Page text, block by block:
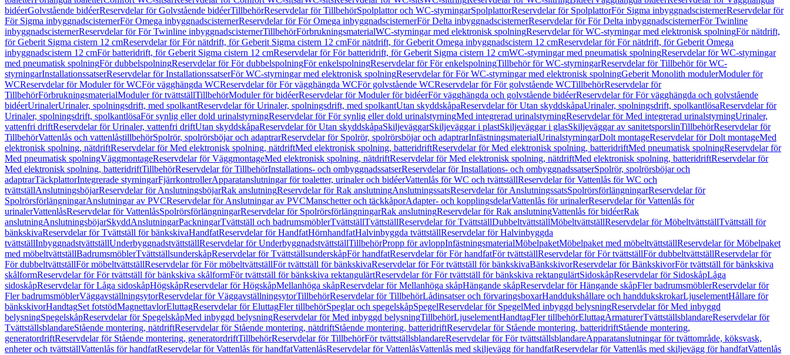
bidéerGolvstående bidéerReservdelar för Golvstående bidéerTillbehörReservdelar för TillbehörSpolplattor och WC-styrningarSpolplattorReservdelar för SpolplattorFör Sigma inbyggnadscisternerReservdelar för
För Sigma inbyggnadscisternerFör Omega inbyggnadscisternerReservdelar för För Omega inbyggnadscisternerFör Delta inbyggnadscisternerReservdelar för För Delta inbyggnadscisternerFör Twinline
inbyggnadscisternerReservdelar för För Twinline inbyggnadscisternerTillbehörFörbrukningsmaterialWC-styrningar med elektronisk spolningReservdelar för WC-styrningar med elektronisk spolningFör nätdrift,
för Geberit Sigma cistern 12 cmReservdelar för För nätdrift, för Geberit Sigma cistern 12 cmFör nätdrift, för Geberit Omega inbyggnadscistern 12 cmReservdelar för För nätdrift, för Geberit Omega
inbyggnadscistern 12 cmFör batteridrift, för Geberit Sigma cistern 12 cmReservdelar för För batteridrift, för Geberit Sigma cistern 12 cmWC-styrningar med pneumatisk spolningReservdelar för WC-styrningar
med pneumatisk spolningFör dubbelspolningReservdelar för För dubbelspolningFör enkelspolningReservdelar för För enkelspolningTillbehör för WC-styrningarReservdelar för Tillbehör för WC-
styrningarInstallationssatserReservdelar för InstallationssatserFör WC-styrningar med elektronisk spolningReservdelar för För WC-styrningar med elektronisk spolningGeberit Monolith modulerModuler för
WCReservdelar för Moduler för WCFör vägghängda WCReservdelar för För vägghängda WCFör golvstående WCReservdelar för För golvstående WCTillbehörReservdelar för
TillbehörFörbrukningsmaterialModuler för tvättställTillbehörModuler för bidéerReservdelar för Moduler för bidéerFör vägghängda och golvstående bidéerReservdelar för För vägghängda och golvstående
bidéerUrinalerUrinaler, spolningsdrift, med spolkantReservdelar för Urinaler, spolningsdrift, med spolkantUtan skyddskåpaReservdelar för Utan skyddskåpaUrinaler, spolningsdrift, spolkantlösaReservdelar för
Urinaler, spolningsdrift, spolkantlösaFör synlig eller dold urinalstyrningReservdelar för För synlig eller dold urinalstyrningMed integrerad urinalstyrningReservdelar för Med integrerad urinalstyrningUrinaler,
vattenfri driftReservdelar för Urinaler, vattenfri driftUtan skyddskåpaReservdelar för Utan skyddskåpaSkiljeväggarSkiljeväggar i plastSkiljeväggar i glasSkiljeväggar av sanitetsporslinTillbehörReservdelar för
TillbehörVattenlås och vattenlåstillbehörSpolrör, spolrörsböjar och adaptrarReservdelar för Spolrör, spolrörsböjar och adaptrarInfästningsmaterialUrinalstyrningarDolt montageReservdelar för Dolt montageMed
elektronisk spolning, nätdriftReservdelar för Med elektronisk spolning, nätdriftMed elektronisk spolning, batteridriftReservdelar för Med elektronisk spolning, batteridriftMed pneumatisk spolningReservdelar för
Med pneumatisk spolningVäggmontageReservdelar för VäggmontageMed elektronisk spolning, nätdriftReservdelar för Med elektronisk spolning, nätdriftMed elektronisk spolning, batteridriftReservdelar för
Med elektronisk spolning, batteridriftTillbehörReservdelar för TillbehörInstallations- och ombyggnadssatserReservdelar för Installations- och ombyggnadssatserSpolrör, spolrörsböjar och
adaptrarTäckplattorIntegrerade styrningarFjärrkontrollerApparatanslutningar för toaletter, urinaler och bidéerVattenlås för WC och tvättställReservdelar för Vattenlås för WC och
tvättställAnslutningsböjarReservdelar för AnslutningsböjarRak anslutningReservdelar för Rak anslutningAnslutningssatsReservdelar för AnslutningssatsSpolrörsförlängningarReservdelar för
SpolrörsförlängningarAnslutningar av PVCReservdelar för Anslutningar av PVCManschetter och täckkåporAdapter- och kopplingsdelarVattenlås för urinalerReservdelar för Vattenlås för
urinalerVattenlåsReservdelar för VattenlåsSpolrörsförlängningarReservdelar för SpolrörsförlängningarRak anslutningReservdelar för Rak anslutningVattenlås för bidéerRak
anslutningAnslutningsböjarSkyddAnslutningarPackningarTvättställ och badrumsmöblerTvättställTvättställReservdelar för TvättställDubbeltvättställMöbeltvättställReservdelar för MöbeltvättställTvättställ för
bänkskivaReservdelar för Tvättställ för bänkskivaHandfatReservdelar för HandfatHörnhandfatHalvinbyggda tvättställReservdelar för Halvinbyggda
tvättställInbyggnadstvättställUnderbyggnadstvättställReservdelar för UnderbyggnadstvättställTillbehörPropp för avloppInfästningsmaterialMöbelpaketMöbelpaket med möbeltvättställReservdelar för Möbelpaket
med möbeltvättställBadrumsmöblerTvättställsunderskåpReservdelar för TvättställsunderskåpFör handfatReservdelar för För handfatFör tvättställReservdelar för För tvättställFör dubbeltvättställReservdelar för
För dubbeltvättställFör möbeltvättställReservdelar för För möbeltvättställFör tvättställ för bänkskivaReservdelar för För tvättställ för bänkskivaBänkskivorReservdelar för BänkskivorFör tvättställ för bänkskiva
skålformReservdelar för För tvättställ för bänkskiva skålformFör tvättställ för bänkskiva rektangulärtReservdelar för För tvättställ för bänkskiva rektangulärtSidoskåpReservdelar för SidoskåpLåga
sidoskåpReservdelar för Låga sidoskåpHögskåpReservdelar för HögskåpMellanhöga skåpReservdelar för Mellanhöga skåpHängande skåpReservdelar för Hängande skåpFler badrumsmöblerReservdelar för
Fler badrumsmöblerVäggavställningsytorReservdelar för VäggavställningsytorTillbehörReservdelar för TillbehörLådinsatser och förvaringsboxarHanddukshållare och handdukskrokarLjuselementHållare för
bänkskivorHandtagSet fotstödMagnettavlorEluttagReservdelar för EluttagFler tillbehörSpeglar och spegelskåpSpegelReservdelar för SpegelMed inbyggd belysningReservdelar för Med inbyggd
belysningSpegelskåpReservdelar för SpegelskåpMed inbyggd belysningReservdelar för Med inbyggd belysningTillbehörLjuselementHandtagFler tillbehörEluttagArmaturerTvättställsblandareReservdelar för
TvättställsblandareStående montering, nätdriftReservdelar för Stående montering, nätdriftStående montering, batteridriftReservdelar för Stående montering, batteridriftStående montering,
generatordriftReservdelar för Stående montering, generatordriftTillbehörReservdelar för TillbehörFör tvättställsblandareReservdelar för För tvättställsblandareApparatanslutningar för tvättområde, köksvask,
enheter och tvättställVattenlås för handfatReservdelar för Vattenlås för handfatVattenlåsReservdelar för VattenlåsVattenlås med skiljevägg för handfatReservdelar för Vattenlås med skiljevägg för handfatVattenlås